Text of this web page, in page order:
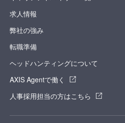
求人情報
弊社の強み
転職準備
ヘッドハンティングについて
AXIS Agentで働く
人事採用担当の方はこちら